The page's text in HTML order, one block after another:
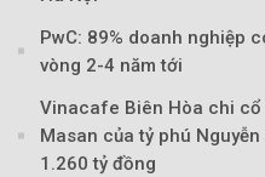
PwC: 89% doanh nghiệp
vòng 2-4 năm tới
Vinacafe Biên Hòa chi
Masan của tỷ phú
1.260 tỷ đồng